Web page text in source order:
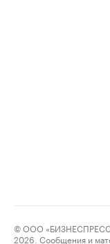
© ООО
2026. Сообщения и